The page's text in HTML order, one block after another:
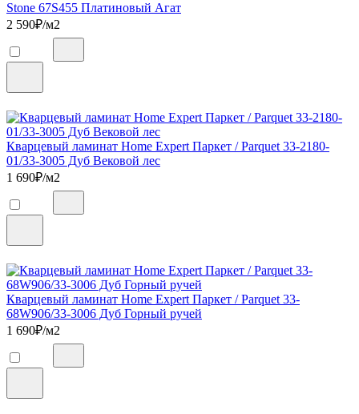
Stone 67S455 Платиновый Агат
2 590₽/м2
Кварцевый ламинат Home Expert Паркет / Parquet 33-2180-
01/33-3005 Дуб Вековой лес
1 690₽/м2
Кварцевый ламинат Home Expert Паркет / Parquet 33-
68W906/33-3006 Дуб Горный ручей
1 690₽/м2